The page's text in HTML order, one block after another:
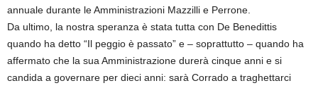
annuale durante le Amministrazioni Mazzilli e Perrone.
Da ultimo, la nostra speranza è stata tutta con De Benedittis
quando ha detto “Il peggio è passato” e – soprattutto – quando ha
affermato che la sua Amministrazione durerà cinque anni e si
candida a governare per dieci anni: sarà Corrado a traghettarci